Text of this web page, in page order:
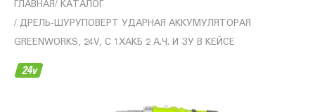
ГЛАВНАЯ КАТАЛОГ
ДРЕЛЬ-ШУРУПОВЕРТ УДАРНАЯ АККУМУЛЯТОРАЯ
GREENWORKS, 24V, С 1ХАКБ 2 А.Ч. И ЗУ В КЕЙСЕ
Информация